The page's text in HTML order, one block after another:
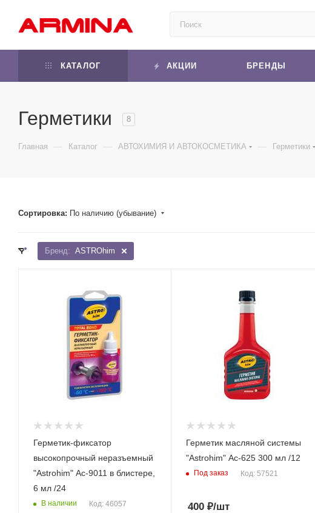
КАТАЛОГ АКЦИИ БРЕНДЫ
Герметики 8
Главная — Каталог — АВТОХИМИЯ И АВТОКОСМЕТИКА — Герметики
Сортировка: По наличию (убывание)
Бренд: ASTROhim
Герметик-фиксатор
высокопрочный неразъемный
"Astrohim" Ас-9011 в блистере,
6 мл /24
В наличии Код: 46057
Герметик масляной системы
"Astrohim" Ас-625 300 мл /12
Под заказ Код: 57521
400₽/шт